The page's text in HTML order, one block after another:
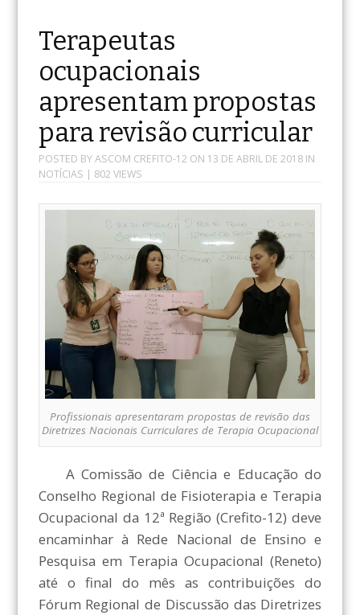
Terapeutas
ocupacionais
apresentam propostas
para revisão curricular
POSTED BYASCOM CREFITO-12 ON 13 DE ABRIL DE 2018IN
NOTÍCIAS | 802 VIEWS
Profissionais apresentaram propostas de revisão das
Diretrizes Nacionais Curriculares de Terapia Ocupacional
A Comissão de Ciência e Educação do
Conselho Regional de Fisioterapia e Terapia
Ocupacional da 12ª Região (Crefito-12) deve
encaminhar à Rede Nacional de Ensino e
Pesquisa em Terapia Ocupacional (Reneto)
até o final do mês as contribuições do
Fórum Regional de Discussão das Diretrizes